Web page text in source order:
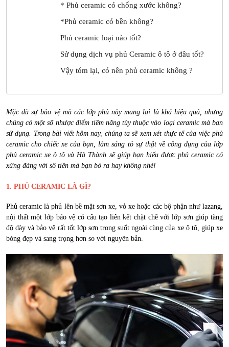
* Phủ ceramic có chống xước không?
*Phủ ceramic có bền không?
Phủ ceramic loại nào tốt?
Sử dụng dịch vụ phủ Ceramic ô tô ở đâu tốt?
Vậy tóm lại, có nên phủ ceramic không ?
Mặc dù sự bảo vệ mà các lớp phủ này mang lại là khá hiệu quả, nhưng
chúng có một số nhược điểm tiềm năng tùy thuộc vào loại ceramic mà bạn
sử dụng. Trong bài viết hôm nay, chúng ta sẽ xem xét thực tế của việc phủ
ceramic cho chiếc xe của bạn, làm sáng tỏ sự thật về công dụng của lớp
phủ ceramic xe ô tô và Hà Thành sẽ giúp bạn hiểu được phủ ceramic có
xứng đáng với số tiền mà bạn bỏ ra hay không nhé!
1. PHỦ CERAMIC LÀ GÌ?
Phủ ceramic là phủ lên bề mặt sơn xe, vỏ xe hoặc các bộ phận như lazang,
nội thất một lớp bảo vệ có cấu tạo liên kết chặt chẽ với lớp sơn giúp tăng
độ dày và bảo vệ rất tốt lớp sơn trong suốt ngoài cùng của xe ô tô, giúp xe
bóng đẹp và sang trọng hơn so với nguyên bản.